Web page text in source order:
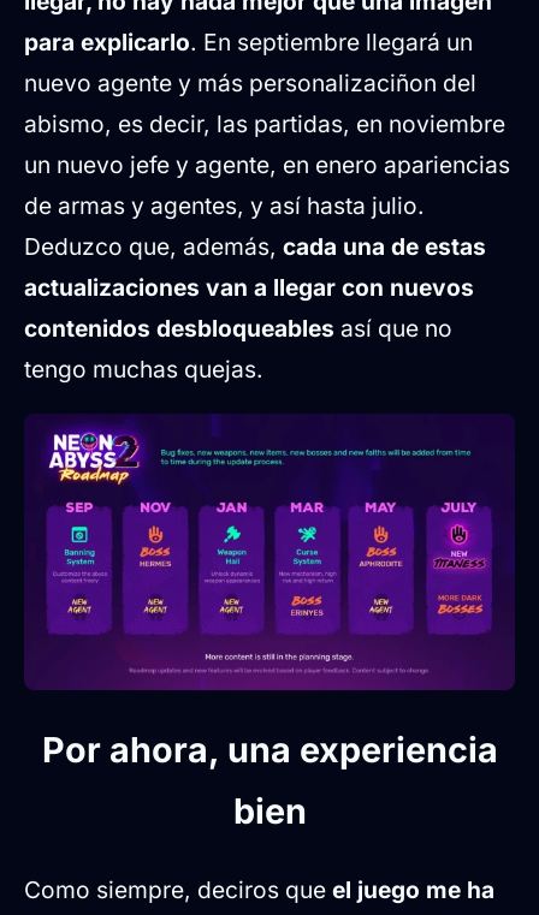
para explicarlo. En septiembre llegará un
nuevo agente y más personalizaciñon del
abismo, es decir, las partidas, en noviembre
un nuevo jefe y agente, en enero apariencias
de armas y agentes, y así hasta julio.
Deduzco que, además, cada una de estas
actualizaciones van a llegar con nuevos
contenidos desbloqueables así que no
tengo muchas quejas.
Por ahora, una experiencia
bien
Como siempre, deciros que el juego me ha